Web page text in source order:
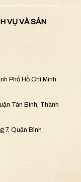
VỤ VÀ SẢN
Phố Hồ Chí Minh.
Tân Bình, Thành
7, Quận Bình